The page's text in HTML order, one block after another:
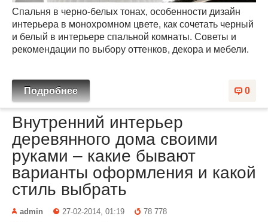
Спальня в черно-белых тонах, особенности дизайн
интерьера в монохромном цвете, как сочетать черный
и белый в интерьере спальной комнаты. Советы и
рекомендации по выбору оттенков, декора и мебели.
0
Подробнее
Внутренний интерьер
деревянного дома своими
руками – какие бывают
варианты оформления и какой
стиль выбрать
admin 27-02-2014, 01:19
78 778